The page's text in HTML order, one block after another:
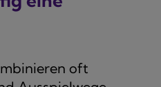
oft